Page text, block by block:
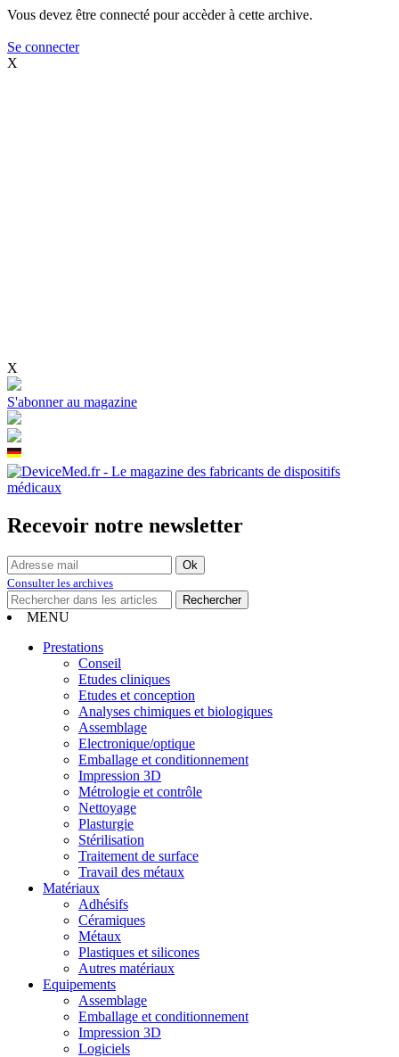
Vous devez être connecté pour accèder à cette archive.
Se connecter
X
X
S'abonner au magazine
Recevoir notre newsletter
Consulter les archives
MENU
Prestations
Conseil
Etudes cliniques
Etudes et conception
Analyses chimiques et biologiques
Assemblage
Electronique/optique
Emballage et conditionnement
Impression 3D
Métrologie et contrôle
Nettoyage
Plasturgie
Stérilisation
Traitement de surface
Travail des métaux
Matériaux
Adhésifs
Céramiques
Métaux
Plastiques et silicones
Autres matériaux
Equipements
Assemblage
Emballage et conditionnement
Impression 3D
Logiciels